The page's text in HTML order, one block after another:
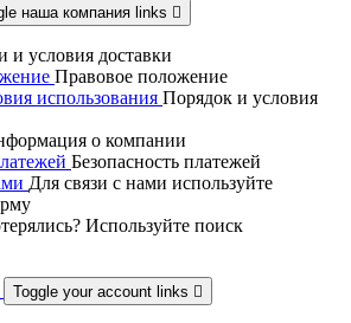
наша компания links 
и условия доставки
Правовое положениe
использования Порядок и условия
о компании
Безопасность платежей
Для связи с нами используйте
Используйте поиск
Toggle your account links 